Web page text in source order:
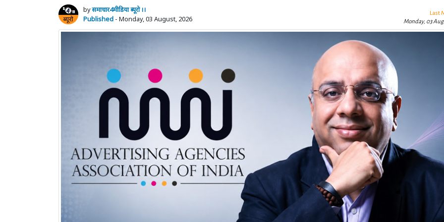
byसमाचार4मीडिया ब्यूरो ।।
Published - Monday, 03 August, 2026
Last
Monday, 03